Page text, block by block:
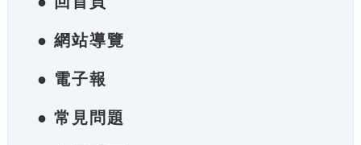
● 網站導覽
● 電子報
● 常見問題